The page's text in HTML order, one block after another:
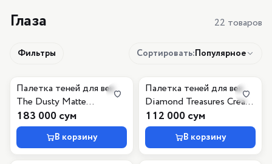
Глаза 22 товаров
Фильтры Сортировать:Популярное
Палетка теней для век
The Dusty Matte
Eyeshadow Palette, 9 г
183 000 сум
В корзину
Палетка теней для век
Diamond Treasures Cream
to Powder Eyeshadow, 030
Smokey Diamond
112 000 сум
В корзину